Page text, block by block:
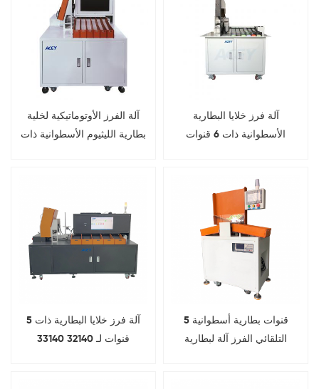
آلة الفرز الأوتوماتيكية لخلية
بطارية الليثيوم الأسطوانية ذات
آلة فرز خلايا البطارية
الأسطوانية ذات 6 قنوات
آلة فرز خلايا البطارية ذات 5
قنوات لـ 32140 33140
5 قنوات بطارية أسطوانية
التلقائي الفرز آلة لبطارية